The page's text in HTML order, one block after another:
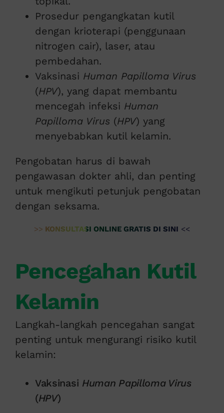
Prosedur pengangkatan kutil
dengan krioterapi (penggunaan
nitrogen cair), laser, atau
pembedahan.
Vaksinasi Human Papilloma Virus
(HPV), yang dapat membantu
mencegah infeksi Human
Papilloma Virus (HPV) yang
menyebabkan kutil kelamin.
Pengobatan harus di bawah
pengawasan dokter ahli, dan penting
untuk mengikuti petunjuk pengobatan
dengan seksama.
>> KONSULTASI ONLINE GRATIS DI SINI <<
Pencegahan Kutil
Kelamin
Langkah-langkah pencegahan sangat
penting untuk mengurangi risiko kutil
kelamin:
Vaksinasi Human Papilloma Virus
(HPV)